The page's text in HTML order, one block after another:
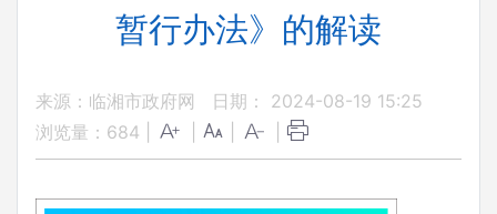
暂行办法》的解读
来源：临湘市政府网
日期： 2024-08-19 15:25
浏览量： 684